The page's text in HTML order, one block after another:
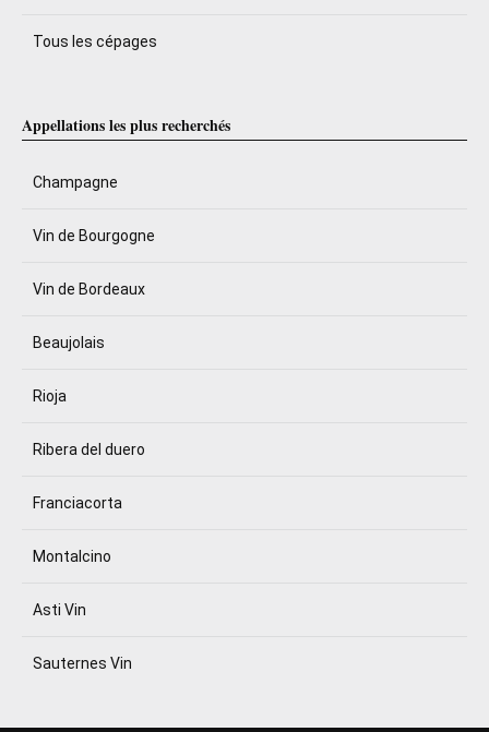
Tous les cépages
Appellations les plus recherchés
Champagne
Vin de Bourgogne
Vin de Bordeaux
Beaujolais
Rioja
Ribera del duero
Franciacorta
Montalcino
Asti Vin
Sauternes Vin